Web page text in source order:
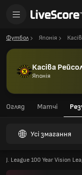
Футбол Японія
Касіва
Японія
Огляд Матчі
Усі змагання
J. League 100 Year Vision